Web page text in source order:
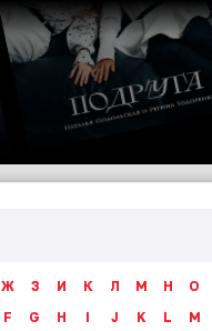
Ж З И К Л М Н О
F G H I J K L M